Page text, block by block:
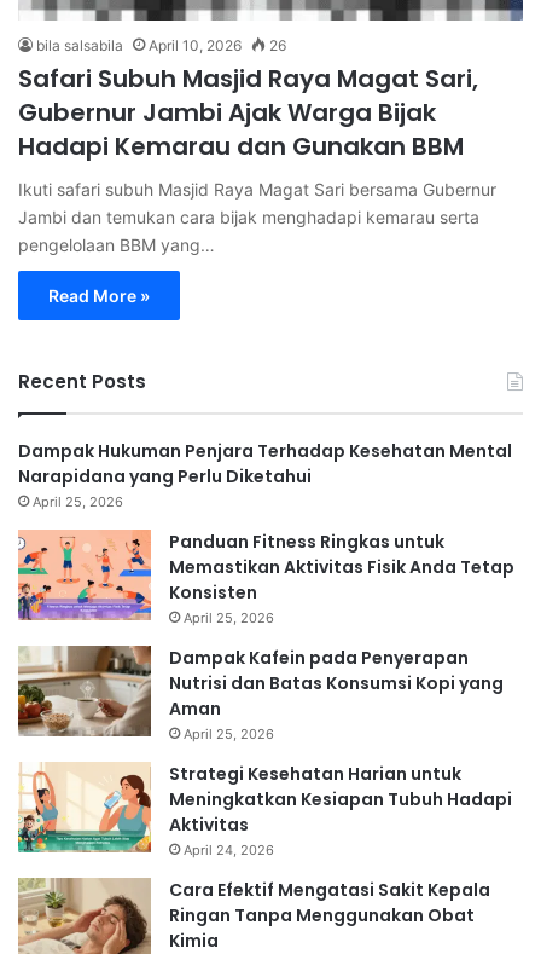
bila salsabila April 10, 2026 26
Safari Subuh Masjid Raya Magat Sari,
Gubernur Jambi Ajak Warga Bijak
Hadapi Kemarau dan Gunakan BBM
Ikuti safari subuh Masjid Raya Magat Sari bersama Gubernur
Jambi dan temukan cara bijak menghadapi kemarau serta
pengelolaan BBM yang…
Read More »
Recent Posts
Dampak Hukuman Penjara Terhadap Kesehatan Mental
Narapidana yang Perlu Diketahui
April 25, 2026
Panduan Fitness Ringkas untuk
Memastikan Aktivitas Fisik Anda Tetap
Konsisten
April 25, 2026
Dampak Kafein pada Penyerapan
Nutrisi dan Batas Konsumsi Kopi yang
Aman
April 25, 2026
Strategi Kesehatan Harian untuk
Meningkatkan Kesiapan Tubuh Hadapi
Aktivitas
April 24, 2026
Cara Efektif Mengatasi Sakit Kepala
Ringan Tanpa Menggunakan Obat
Kimia